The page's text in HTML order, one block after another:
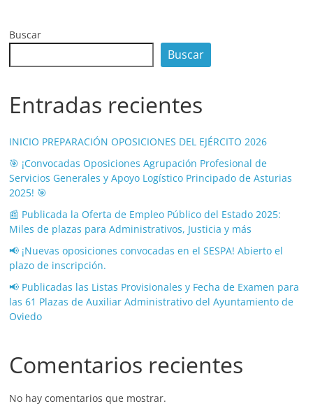
Buscar
Buscar
Entradas recientes
INICIO PREPARACIÓN OPOSICIONES DEL EJÉRCITO 2026
🎯 ¡Convocadas Oposiciones Agrupación Profesional de
Servicios Generales y Apoyo Logístico Principado de Asturias
2025! 🎯
📰 Publicada la Oferta de Empleo Público del Estado 2025:
Miles de plazas para Administrativos, Justicia y más
📢 ¡Nuevas oposiciones convocadas en el SESPA! Abierto el
plazo de inscripción.
📢 Publicadas las Listas Provisionales y Fecha de Examen para
las 61 Plazas de Auxiliar Administrativo del Ayuntamiento de
Oviedo
Comentarios recientes
No hay comentarios que mostrar.